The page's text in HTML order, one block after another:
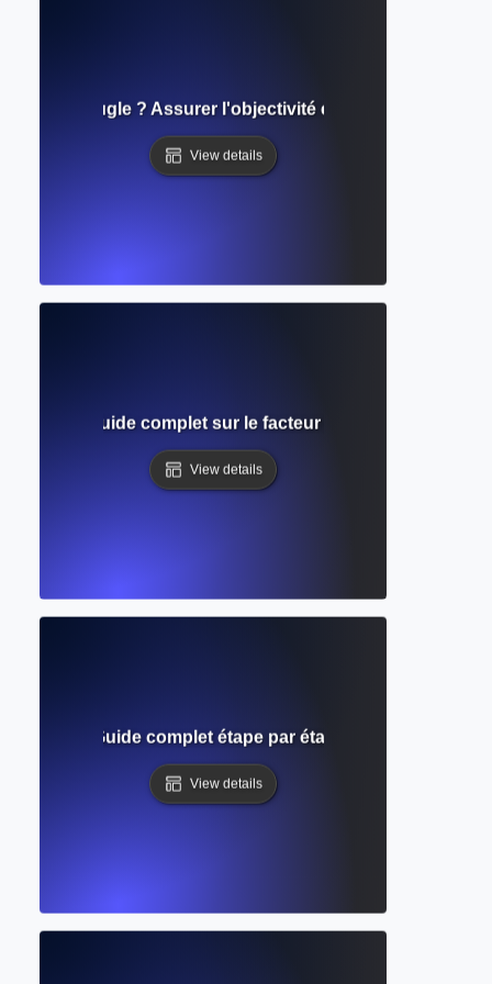
aveugle ? Assurer l'objectivité et l'égalité dans
View details
revues ? Guide complet sur le facteur d'impact et la
View details
journal ? Guide complet étape par étape pour soumettre
View details